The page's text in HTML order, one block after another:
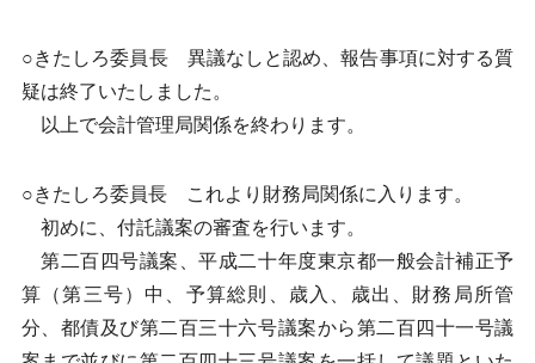
○きたしろ委員長 異議なしと認め、報告事項に対する質
疑は終了いたしました。
以上で会計管理局関係を終わります。
○きたしろ委員長 これより財務局関係に入ります。
初めに、付託議案の審査を行います。
第二百四号議案、平成二十年度東京都一般会計補正予
算（第三号）中、予算総則、歳入、歳出、財務局所管
分、都債及び第二百三十六号議案から第二百四十一号議